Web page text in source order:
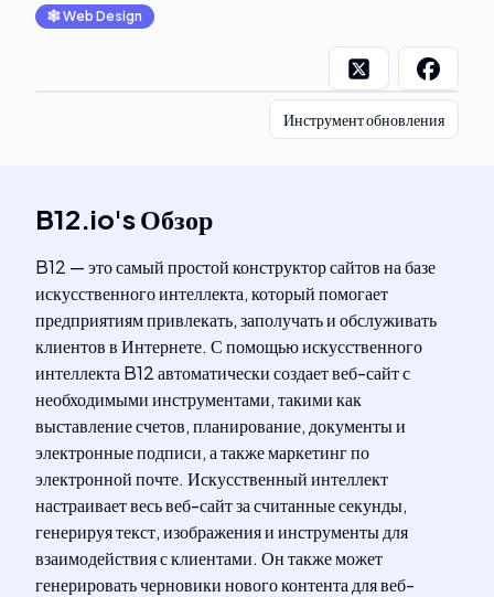
🕸Web Design
Инструмент обновления
B12.io'sОбзор
B12 — это самый простой конструктор сайтов на базе
искусственного интеллекта, который помогает
предприятиям привлекать, заполучать и обслуживать
клиентов в Интернете. С помощью искусственного
интеллекта B12 автоматически создает веб-сайт с
необходимыми инструментами, такими как
выставление счетов, планирование, документы и
электронные подписи, а также маркетинг по
электронной почте. Искусственный интеллект
настраивает весь веб-сайт за считанные секунды,
генерируя текст, изображения и инструменты для
взаимодействия с клиентами. Он также может
генерировать черновики нового контента для веб-